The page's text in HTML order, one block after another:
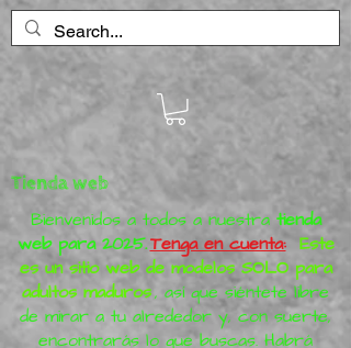
Tienda web
Bienvenidos a todos a nuestra tienda
web para 2025.Tenga en cuenta: Este
es un sitio web de modelos SOLO para
adultos maduros, así que siéntete libre
de mirar a tu alrededor y, con suerte,
encontrarás lo que buscas. Habrá